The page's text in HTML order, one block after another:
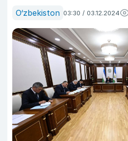
O‘zbekiston 03:30 / 03.12.2024